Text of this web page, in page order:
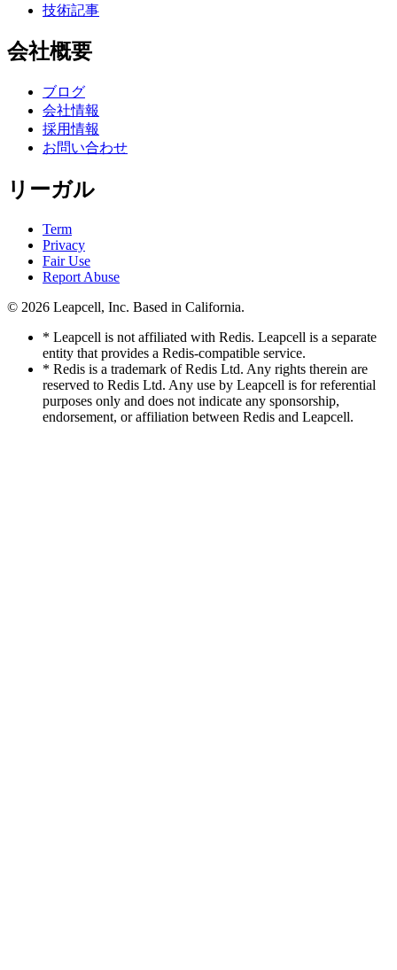
技術記事
会社概要
ブログ
会社情報
採用情報
お問い合わせ
リーガル
Term
Privacy
Fair Use
Report Abuse
© 2026 Leapcell, Inc. Based in California.
* Leapcell is not affiliated with Redis. Leapcell is a separate
entity that provides a Redis-compatible service.
* Redis is a trademark of Redis Ltd. Any rights therein are
reserved to Redis Ltd. Any use by Leapcell is for referential
purposes only and does not indicate any sponsorship,
endorsement, or affiliation between Redis and Leapcell.